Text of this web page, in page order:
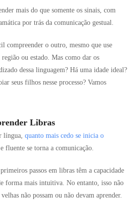
mais do que somente os sinais, com
por trás da comunicação gestual.
compreender o outro, mesmo que use
região ou estado. Mas como dar os
dessa linguagem? Há uma idade ideal?
seus filhos nesse processo? Vamos
Libras
língua, quanto mais cedo se inicia o
fluente se torna a comunicação.
passos em libras têm a capacidade
forma mais intuitiva. No entanto, isso não
não possam ou não devam aprender.